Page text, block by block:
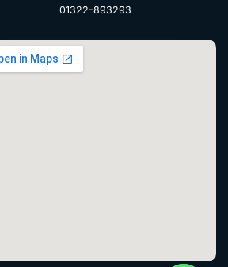
01322-893293